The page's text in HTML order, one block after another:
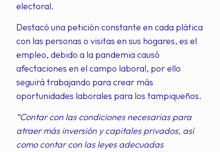
electoral.
Destacó una petición constante en cada plática
con las personas o visitas en sus hogares, es el
empleo, debido a la pandemia causó
afectaciones en el campo laboral, por ello
seguirá trabajando para crear más
oportunidades laborales para los tampiqueños.
“Contar con las condiciones necesarias para
atraer más inversión y capitales privados, así
como contar con las leyes adecuadas